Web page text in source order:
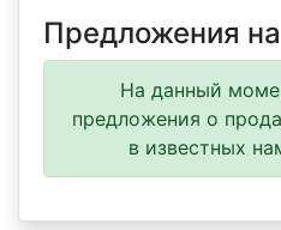
Предложения
На данный
предложения о
в известных